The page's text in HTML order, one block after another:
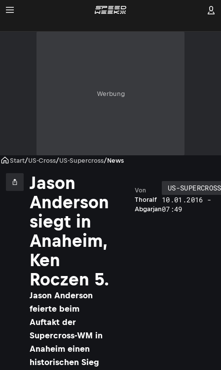
Werbung
Start/US-Cross/US-Supercross/News
Jason
Anderson
siegt in
Anaheim,
Ken
Roczen 5.
Jason Anderson
feierte beim
Auftakt der
Supercross-WM in
Anaheim einen
historischen Sieg
Thoralf
Abgarjan
Von
US-SUPERCROSS
10.01.2016 -
07:49